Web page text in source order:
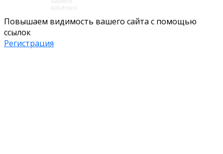
Повышаем видимость вашего сайта с помощью
ссылок
Регистрация